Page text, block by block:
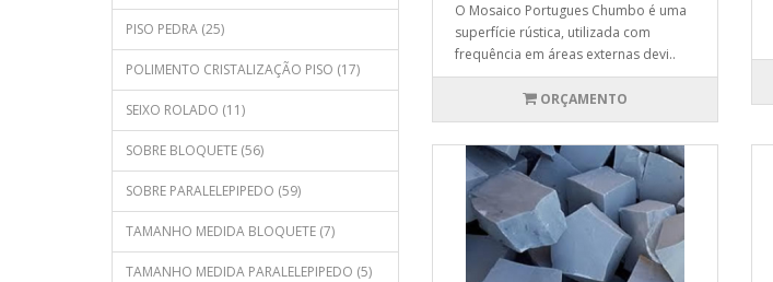
PISO PEDRA (25)
POLIMENTO CRISTALIZAÇÃO PISO (17)
SEIXO ROLADO (11)
SOBRE BLOQUETE (56)
SOBRE PARALELEPIPEDO (59)
TAMANHO MEDIDA BLOQUETE (7)
TAMANHO MEDIDA PARALELEPIPEDO (5)
O Mosaico Portugues Chumbo é uma
superfície rústica, utilizada com
frequência em áreas externas devi..
ORÇAMENTO